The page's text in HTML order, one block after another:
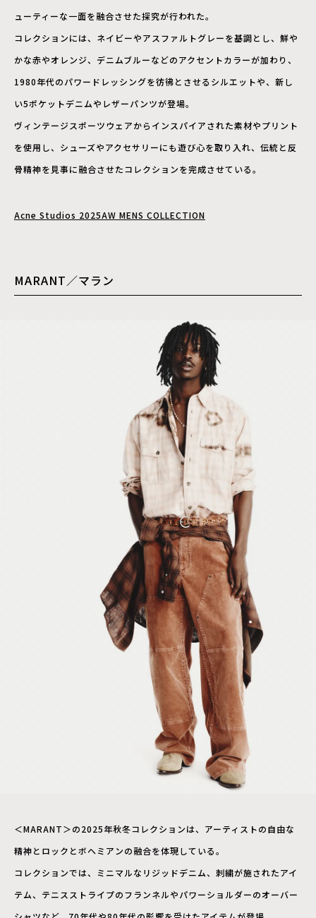
ューティーな一面を融合させた探究が行われた。
コレクションには、ネイビーやアスファルトグレーを基調とし、鮮や
かな赤やオレンジ、デニムブルーなどのアクセントカラーが加わり、
1980年代のパワードレッシングを彷彿とさせるシルエットや、新し
い5ポケットデニムやレザーパンツが登場。
ヴィンテージスポーツウェアからインスパイアされた素材やプリント
を使用し、シューズやアクセサリーにも遊び心を取り入れ、伝統と反
骨精神を見事に融合させたコレクションを完成させている。
Acne Studios 2025AW MENS COLLECTION
MARANT／マラン
＜MARANT＞の2025年秋冬コレクションは、アーティストの自由な
精神とロックとボヘミアンの融合を体現している。
コレクションでは、ミニマルなリジッドデニム、刺繍が施されたアイ
テム、テニスストライプのフランネルやパワーショルダーのオーバー